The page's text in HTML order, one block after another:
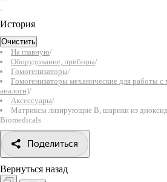
История
Очистить
На главную/
Оборудование, приборы/
Гомогенизаторы/
Гомогенизаторы механические для работы с
аналоги)/
Аксессуары/
Матриксы лизирующие B, шарики из
Biomedicals
Поделиться
Вернуться назад